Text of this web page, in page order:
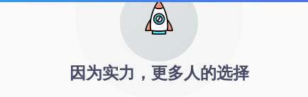
因为实力，更多人的选择